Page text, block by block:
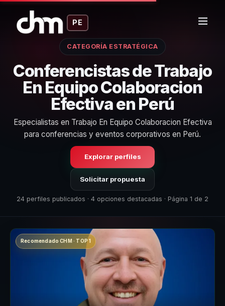
PE
CATEGORÍA ESTRATÉGICA
Conferencistas de Trabajo
En Equipo Colaboracion
Efectiva en Perú
Especialistas en Trabajo En Equipo Colaboracion Efectiva
para conferencias y eventos corporativos en Perú.
Explorar perfiles
Solicitar propuesta
24 perfiles publicados · 4 opciones destacadas · Página 1 de 2
Recomendado CHM · TOP 1